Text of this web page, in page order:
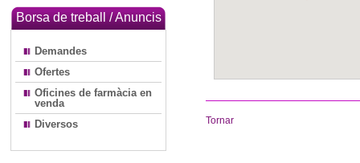
Borsa de treball / Anuncis
Demandes
Ofertes
Oficines de farmàcia en
venda
Diversos
Tornar